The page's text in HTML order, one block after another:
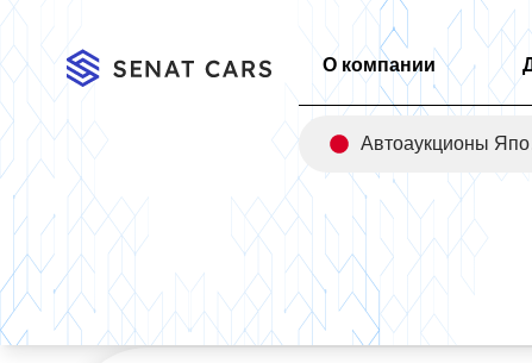
О компании
Главная/Каталог Hyundai Tucson Gasoline 1.6 Turbo N Line